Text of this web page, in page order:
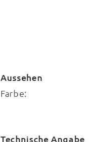
Aussehen
Farbe:
Technische Angabe